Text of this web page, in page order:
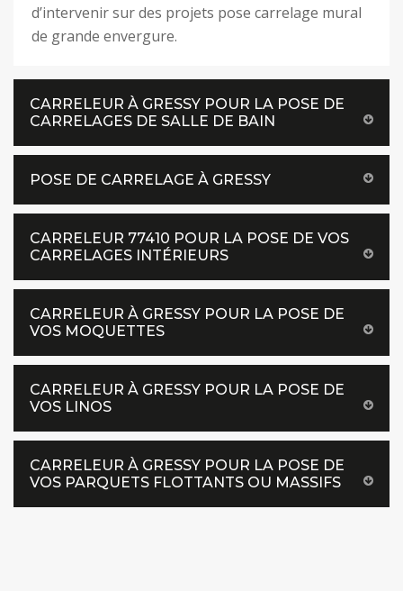
d’intervenir sur des projets pose carrelage mural
de grande envergure.
CARRELEUR À GRESSY POUR LA POSE DE
CARRELAGES DE SALLE DE BAIN
POSE DE CARRELAGE À GRESSY
CARRELEUR 77410 POUR LA POSE DE VOS
CARRELAGES INTÉRIEURS
CARRELEUR À GRESSY POUR LA POSE DE
VOS MOQUETTES
CARRELEUR À GRESSY POUR LA POSE DE
VOS LINOS
CARRELEUR À GRESSY POUR LA POSE DE
VOS PARQUETS FLOTTANTS OU MASSIFS